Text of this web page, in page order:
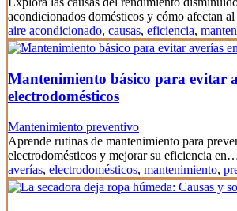
acondicionados domésticos y cómo afectan al
aire acondicionado, causas, eficiencia,
Mantenimiento básico para evitar
electrodomésticos
Mantenimiento preventivo
Aprende rutinas de mantenimiento para
electrodomésticos y mejorar su eficiencia
averías, electrodomésticos, mantenimiento,